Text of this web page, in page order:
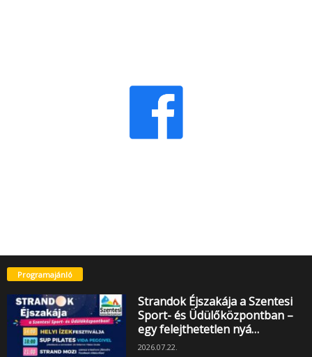
Programajánló
Strandok Éjszakája a Szentesi
Sport- és Üdülőközpontban –
egy felejthetetlen nyá…
2026.07.22.